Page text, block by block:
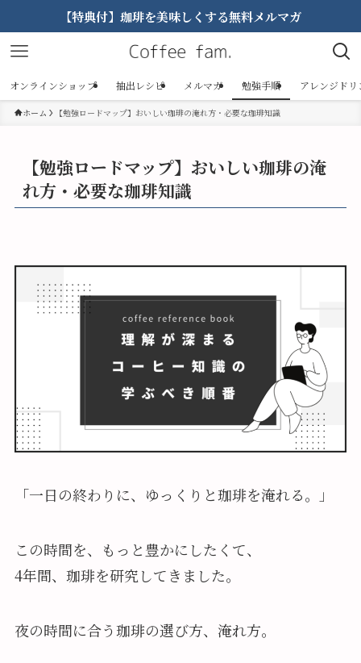
【特典付】珈琲を美味しくする無料メルマガ
オンラインショップ 抽出レシピ メルマガ 勉強手順 アレンジドリ
ホーム 【勉強ロードマップ】おいしい珈琲の淹れ方・必要な珈琲知識
【勉強ロードマップ】おいしい珈琲の淹
れ方・必要な珈琲知識
「一日の終わりに、ゆっくりと珈琲を淹れる。」
この時間を、もっと豊かにしたくて、
4年間、珈琲を研究してきました。
夜の時間に合う珈琲の選び方、淹れ方。